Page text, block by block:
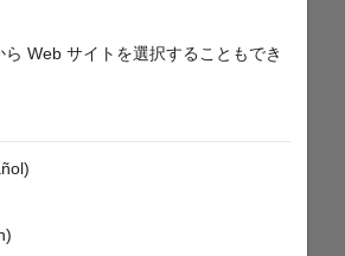
Web サイトを選択することもでき